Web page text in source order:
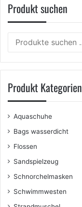
Produkt suchen
nach:
Produkt Kategorien
Aquaschuhe
Bags wasserdicht
Flossen
Sandspielzeug
Schnorchelmasken
Schwimmwesten